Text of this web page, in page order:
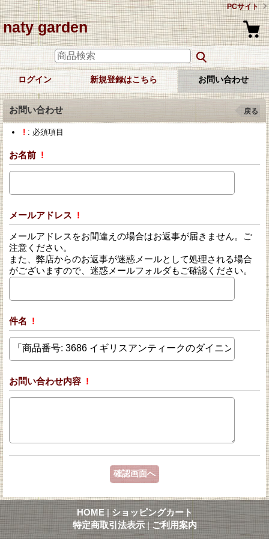
PCサイト
naty garden
ログイン 新規登録はこちら お問い合わせ
お問い合わせ 戻る
! : 必須項目
お名前 !
メールアドレス !
メールアドレスをお間違えの場合はお返事が届きません。ご
注意ください。
また、弊店からのお返事が迷惑メールとして処理される場合
がございますので、迷惑メールフォルダもご確認ください。
件名 !
お問い合わせ内容 !
HOME | ショッピングカート
特定商取引法表示 | ご利用案内